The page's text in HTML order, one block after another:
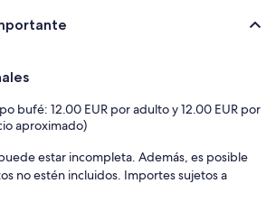
bufé: 12.00 EUR por adulto y 12.00 EUR por
aproximado)
estar incompleta. Además, es posible
no estén incluidos. Importes sujetos a